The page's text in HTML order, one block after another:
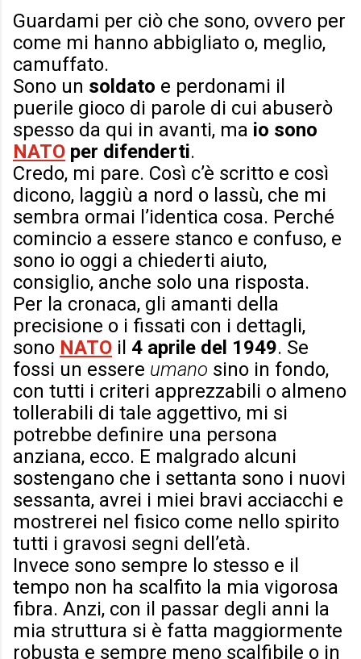
Guardami per ciò che sono, ovvero per
come mi hanno abbigliato o, meglio,
camuffato.
Sono un soldato e perdonami il
puerile gioco di parole di cui abuserò
spesso da qui in avanti, ma io sono
NATO per difenderti.
Credo, mi pare. Così c’è scritto e così
dicono, laggiù a nord o lassù, che mi
sembra ormai l’identica cosa. Perché
comincio a essere stanco e confuso, e
sono io oggi a chiederti aiuto,
consiglio, anche solo una risposta.
Per la cronaca, gli amanti della
precisione o i fissati con i dettagli,
sono NATO il 4 aprile del 1949. Se
fossi un essere umano sino in fondo,
con tutti i criteri apprezzabili o almeno
tollerabili di tale aggettivo, mi si
potrebbe definire una persona
anziana, ecco. E malgrado alcuni
sostengano che i settanta sono i nuovi
sessanta, avrei i miei bravi acciacchi e
mostrerei nel fisico come nello spirito
tutti i gravosi segni dell’età.
Invece sono sempre lo stesso e il
tempo non ha scalfito la mia vigorosa
fibra. Anzi, con il passar degli anni la
mia struttura si è fatta maggiormente
robusta e sempre meno scalfibile o in